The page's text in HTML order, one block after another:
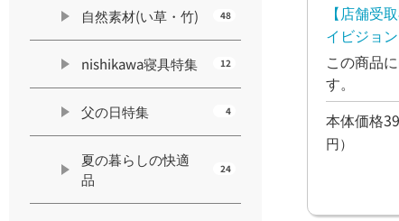
自然素材(い草・竹) 48
nishikawa寝具特集 12
父の日特集 4
夏の暮らしの快適
品
24
【店舗受
イビジョ
この商品
す。
本体価格
円）